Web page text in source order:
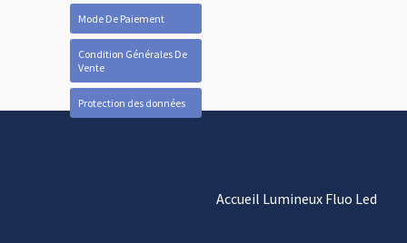
Mode De Paiement
Condition Générales De
Vente
Protection des données
Accueil Lumineux Fluo Led